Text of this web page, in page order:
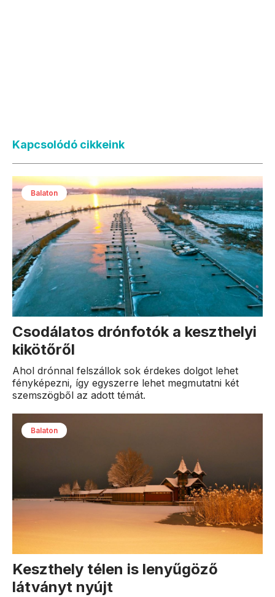
Kapcsolódó cikkeink
Balaton
Csodálatos drónfotók a keszthelyi
kikötőről
Ahol drónnal felszállok sok érdekes dolgot lehet
fényképezni, így egyszerre lehet megmutatni két
szemszögből az adott témát.
Balaton
Keszthely télen is lenyűgöző
látványt nyújt